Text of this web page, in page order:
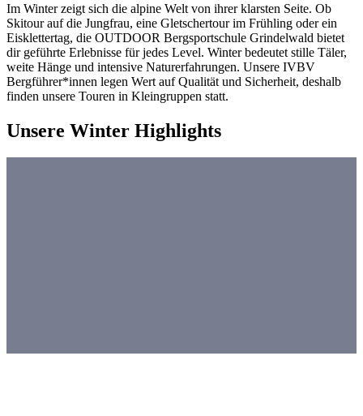
Im Winter zeigt sich die alpine Welt von ihrer klarsten Seite. Ob
Skitour auf die Jungfrau, eine Gletschertour im Frühling oder ein
Eisklettertag, die OUTDOOR Bergsportschule Grindelwald bietet
dir geführte Erlebnisse für jedes Level. Winter bedeutet stille Täler,
weite Hänge und intensive Naturerfahrungen. Unsere IVBV
Bergführer*innen legen Wert auf Qualität und Sicherheit, deshalb
finden unsere Touren in Kleingruppen statt.
Unsere Winter Highlights